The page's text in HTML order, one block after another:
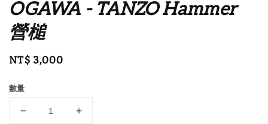
OGAWA - TANZO Hammer
營槌
Regular
NT$ 3,000
數量